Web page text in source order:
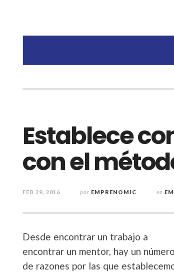
Establece
con el
FEB 29, 2016 por EMPRENOMIC en
Desde encontrar un trabajo a
encontrar un mentor, hay un número
de razones por las que